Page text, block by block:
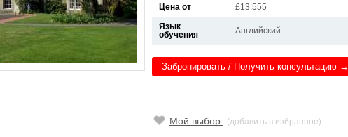
Цена от
£13.555
Язык
обучения
Английский
Забронировать / Получить консультацию →
Мой выбор (добавить в избранное)